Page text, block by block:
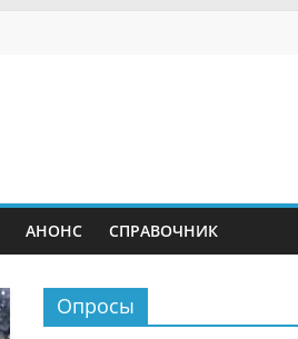
АНОНС СПРАВОЧНИК
Опросы